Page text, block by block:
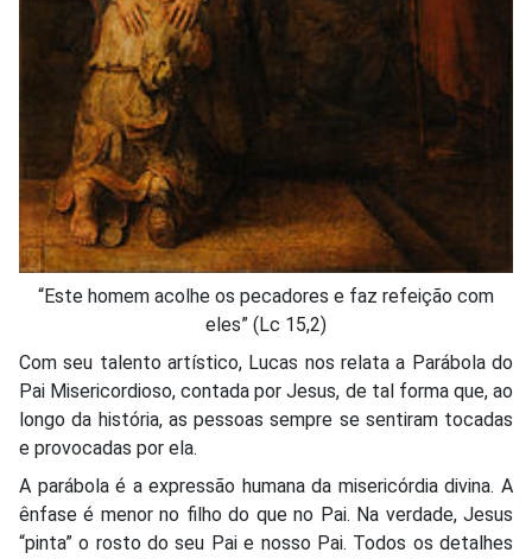
“Este homem acolhe os pecadores e faz refeição com
eles” (Lc 15,2)
Com seu talento artístico, Lucas nos relata a Parábola do
Pai Misericordioso, contada por Jesus, de tal forma que, ao
longo da história, as pessoas sempre se sentiram tocadas
e provocadas por ela.
A parábola é a expressão humana da misericórdia divina. A
ênfase é menor no filho do que no Pai. Na verdade, Jesus
“pinta” o rosto do seu Pai e nosso Pai. Todos os detalhes